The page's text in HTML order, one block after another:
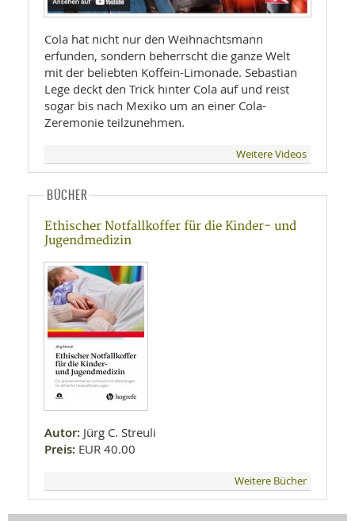
Cola hat nicht nur den Weihnachtsmann
erfunden, sondern beherrscht die ganze Welt
mit der beliebten Koffein-Limonade. Sebastian
Lege deckt den Trick hinter Cola auf und reist
sogar bis nach Mexiko um an einer Cola-
Zeremonie teilzunehmen.
Weitere Videos
BÜCHER
Ethischer Notfallkoffer für die Kinder- und
Jugendmedizin
Autor: Jürg C. Streuli
Preis: EUR 40.00
Weitere Bücher